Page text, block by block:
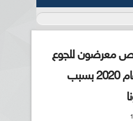
معرضون للجوع
الشديد في عام 2020 بسبب